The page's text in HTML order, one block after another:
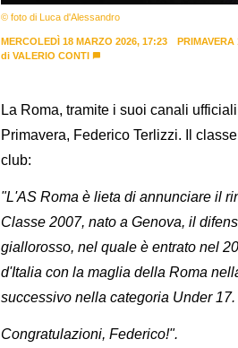
© foto di Luca d'Alessandro
MERCOLEDÌ 18 MARZO 2026, 17:23
PRIMAVERA
di VALERIO CONTI
La Roma, tramite i suoi canali
Primavera, Federico Terlizzi. Il
club:
"L'AS Roma è lieta di annunciare il
Classe 2007, nato a Genova, il
giallorosso, nel quale è entrato nel
d'Italia con la maglia della Roma
successivo nella categoria Under
Congratulazioni, Federico!".